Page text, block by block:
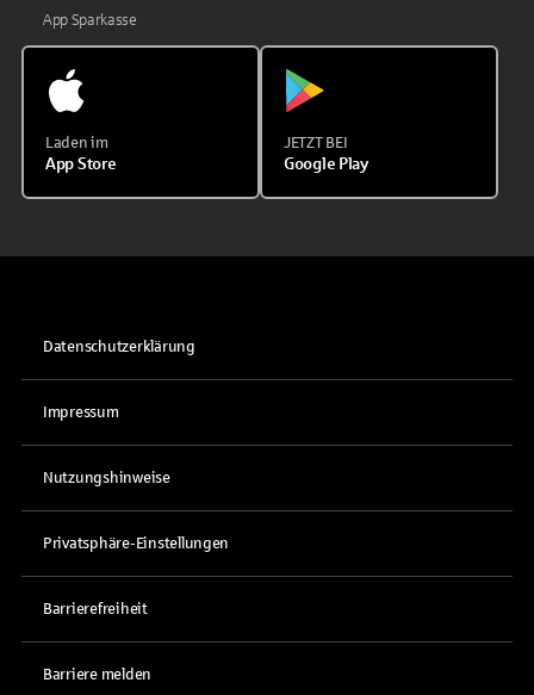
App Sparkasse
Laden im
App Store
JETZT BEI
Google Play
Datenschutzerklärung
Impressum
Nutzungshinweise
Privatsphäre-Einstellungen
Barrierefreiheit
Barriere melden